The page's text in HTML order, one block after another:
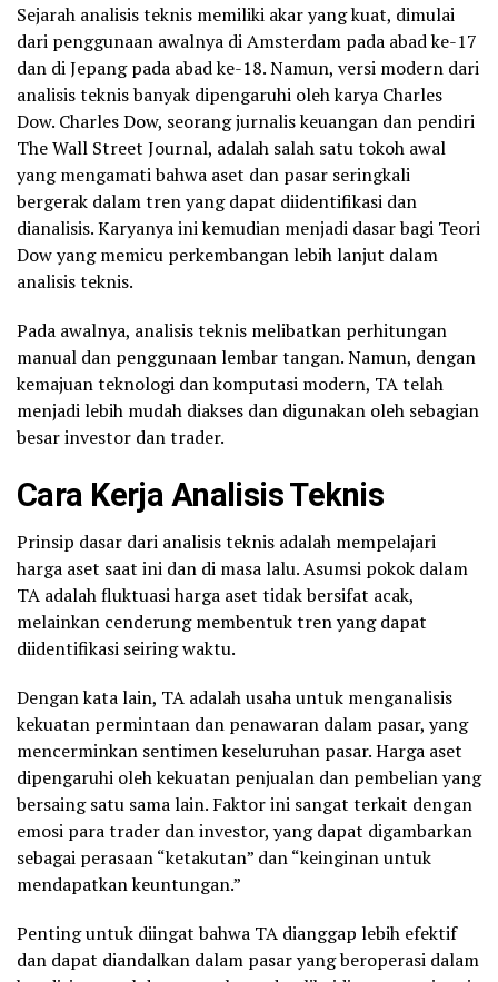
Sejarah analisis teknis memiliki akar yang kuat, dimulai
dari penggunaan awalnya di Amsterdam pada abad ke-17
dan di Jepang pada abad ke-18. Namun, versi modern dari
analisis teknis banyak dipengaruhi oleh karya Charles
Dow. Charles Dow, seorang jurnalis keuangan dan pendiri
The Wall Street Journal, adalah salah satu tokoh awal
yang mengamati bahwa aset dan pasar seringkali
bergerak dalam tren yang dapat diidentifikasi dan
dianalisis. Karyanya ini kemudian menjadi dasar bagi Teori
Dow yang memicu perkembangan lebih lanjut dalam
analisis teknis.
Pada awalnya, analisis teknis melibatkan perhitungan
manual dan penggunaan lembar tangan. Namun, dengan
kemajuan teknologi dan komputasi modern, TA telah
menjadi lebih mudah diakses dan digunakan oleh sebagian
besar investor dan trader.
Cara Kerja Analisis Teknis
Prinsip dasar dari analisis teknis adalah mempelajari
harga aset saat ini dan di masa lalu. Asumsi pokok dalam
TA adalah fluktuasi harga aset tidak bersifat acak,
melainkan cenderung membentuk tren yang dapat
diidentifikasi seiring waktu.
Dengan kata lain, TA adalah usaha untuk menganalisis
kekuatan permintaan dan penawaran dalam pasar, yang
mencerminkan sentimen keseluruhan pasar. Harga aset
dipengaruhi oleh kekuatan penjualan dan pembelian yang
bersaing satu sama lain. Faktor ini sangat terkait dengan
emosi para trader dan investor, yang dapat digambarkan
sebagai perasaan “ketakutan” dan “keinginan untuk
mendapatkan keuntungan.”
Penting untuk diingat bahwa TA dianggap lebih efektif
dan dapat diandalkan dalam pasar yang beroperasi dalam